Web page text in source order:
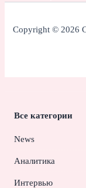
Copyright © 2026
Все категории
News
Аналитика
Интервью